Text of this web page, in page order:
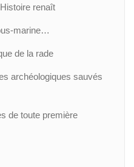
renaît
marine…
de la rade
archéologiques sauvés
de toute première